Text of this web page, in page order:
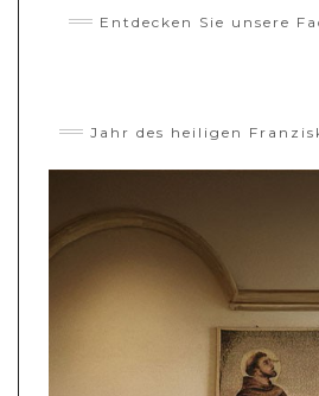
Entdecken Sie unsere
Jahr des heiligen